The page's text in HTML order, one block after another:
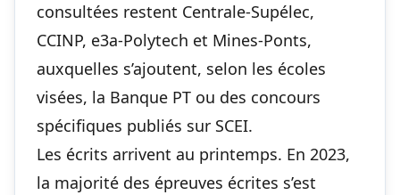
consultées restent Centrale-Supélec,
CCINP, e3a-Polytech et Mines-Ponts,
auxquelles s’ajoutent, selon les écoles
visées, la Banque PT ou des concours
spécifiques publiés sur SCEI.
Les écrits arrivent au printemps. En 2023,
la majorité des épreuves écrites s’est